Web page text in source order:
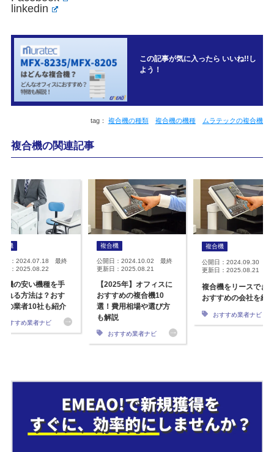
linkedin
この記事が気に入ったら いいね!!し
よう！
複合機の種類 複合機の機種 ムラテックの複合機
複合機の関連記事
合機
日：2024.07.18 最終
日：2025.08.22
機の安い機種を手
れる方法は？おす
の業者10社も紹介
おすすめ業者ナビ
複合機
公開日：2024.10.02 最終
更新日：2025.08.21
【2025年】オフィスに
おすすめの複合機10
選！費用相場や選び方
も解説
おすすめ業者ナビ
複合機
公開日：2024.09.30 最
更新日：2025.08.21
複合機をリースでき
おすすめの会社を紹
おすすめ業者ナビ